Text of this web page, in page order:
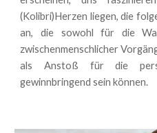
(Kolibri)Herzen liegen, die
an, die sowohl für die
zwischenmenschlicher
als Anstoß für die
gewinnbringend sein können.